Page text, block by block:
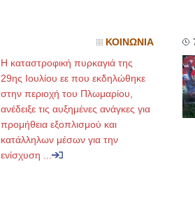
ΚΟΙΝΩΝΙΑ
Η καταστροφική πυρκαγιά της
29ης Ιουλίου εε που εκδηλώθηκε
στην περιοχή του Πλωμαρίου,
ανέδειξε τις αυξημένες ανάγκες για
προμήθεια εξοπλισμού και
κατάλληλων μέσων για την
ενίσχυση ...